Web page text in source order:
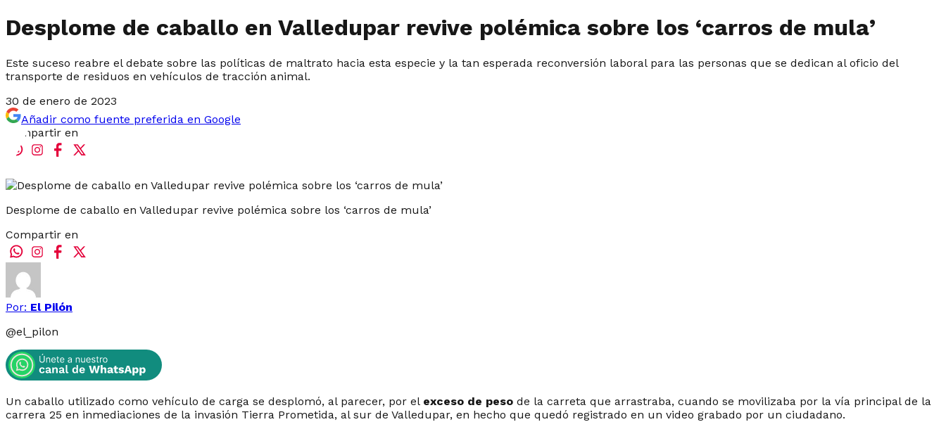
Desplome de caballo en Valledupar revive polémica sobre los ‘carros de mula’
Este suceso reabre el debate sobre las políticas de maltrato hacia esta especie y la tan esperada reconversión laboral para las personas que se dedican al oficio del
transporte de residuos en vehículos de tracción animal.
30 de enero de 2023
Añadir como fuente preferida en Google
Compartir en
Desplome de caballo en Valledupar revive polémica sobre los ‘carros de mula’
Compartir en
Por: El Pilón
@el_pilon
Un caballo utilizado como vehículo de carga se desplomó, al parecer, por el exceso de peso de la carreta que arrastraba, cuando se movilizaba por la vía principal de la
carrera 25 en inmediaciones de la invasión Tierra Prometida, al sur de Valledupar, en hecho que quedó registrado en un video grabado por un ciudadano.